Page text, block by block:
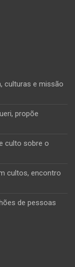
culturas e missão
propõe
culto sobre o
cultos, encontro
de pessoas